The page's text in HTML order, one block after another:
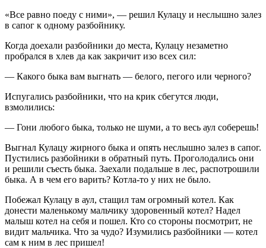
«Все равно поеду с ними», — решил Кулацу и неслышно залез
в сапог к одному разбойнику.
Когда доехали разбойники до места, Кулацу незаметно
пробрался в хлев да как закричит изо всех сил:
— Какого быка вам выгнать — белого, пегого или черного?
Испугались разбойники, что на крик сбегутся люди,
взмолились:
— Гони любого быка, только не шуми, а то весь аул соберешь!
Выгнал Кулацу жирного быка и опять неслышно залез в сапог.
Пустились разбойники в обратный путь. Проголодались они
и решили съесть быка. Заехали подальше в лес, распотрошили
быка. А в чем его варить? Котла-то у них не было.
Побежал Кулацу в аул, стащил там огромный котел. Как
донести маленькому мальчику здоровенный котел? Надел
малыш котел на себя и пошел. Кто со стороны посмотрит, не
видит мальчика. Что за чудо? Изумились разбойники — котел
сам к ним в лес пришел!